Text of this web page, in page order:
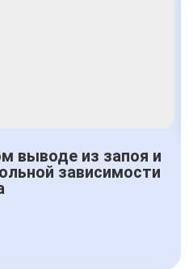
выводе из запоя и
зависимости